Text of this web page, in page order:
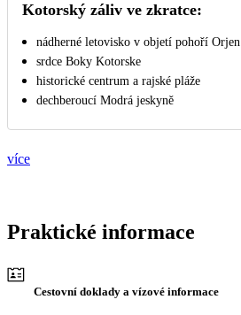
Kotorský záliv ve zkratce:
nádherné letovisko v objetí pohoří Orjen
srdce Boky Kotorske
historické centrum a rajské pláže
dechberoucí Modrá jeskyně
více
Praktické informace
Cestovní doklady a vízové informace